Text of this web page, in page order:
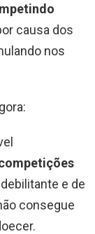
causa dos
nos
e de
consegue